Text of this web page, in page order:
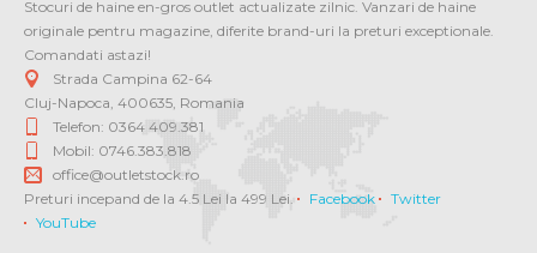
Stocuri de haine en-gros outlet actualizate zilnic. Vanzari de haine
originale pentru magazine, diferite brand-uri la preturi exceptionale.
Comandati astazi!
Strada Campina 62-64
Cluj-Napoca 400635 Romania
Telefon: 0364 409.381
Mobil: 0746.383.818
office@outletstock.ro
Preturi incepand de la 4.5 Lei la 499 Lei.
Facebook
Twitter
YouTube